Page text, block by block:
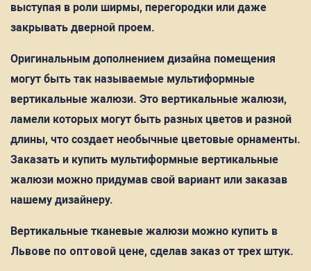
выступая в роли ширмы, перегородки или даже
закрывать дверной проем.
Оригинальным дополнением дизайна помещения
могут быть так называемые мультиформные
вертикальные жалюзи. Это вертикальные жалюзи,
ламели которых могут быть разных цветов и разной
длины, что создает необычные цветовые орнаменты.
Заказать и купить мультиформные вертикальные
жалюзи можно придумав свой вариант или заказав
нашему дизайнеру.
Вертикальные тканевые жалюзи можно купить в
Львове по оптовой цене, сделав заказ от трех штук.